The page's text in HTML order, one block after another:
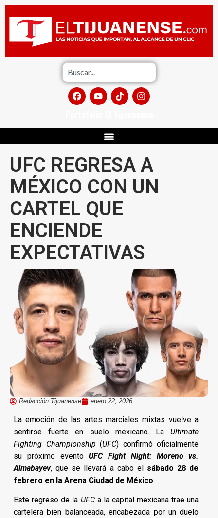
UFC REGRESA A
MÉXICO CON UN
CARTEL QUE
ENCIENDE
EXPECTATIVAS
Redacción Tijuanense enero 22, 2026
La emoción de las artes marciales mixtas vuelve a
sentirse fuerte en suelo mexicano. La Ultimate
Fighting Championship(UFC) confirmó oficialmente
su próximo eventoUFC Fight Night: Moreno vs.
Almabayev, que se llevará a cabo el sábado 28 de
febrero en la Arena Ciudad de México.
Este regreso de la UFC a la capital mexicana trae una
cartelera bien balanceada, encabezada por un duelo